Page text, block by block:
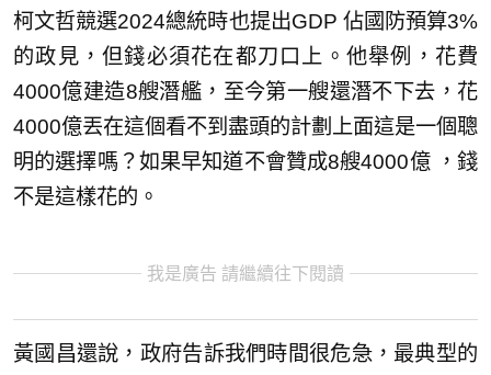
柯文哲競選2024總統時也提出GDP 佔國防預算3%
的政見，但錢必須花在都刀口上。他舉例，花費
4000億建造8艘潛艦，至今第一艘還潛不下去，花
4000億丟在這個看不到盡頭的計劃上面這是一個聰
明的選擇嗎？如果早知道不會贊成8艘4000億 ，錢
不是這樣花的。
我是廣告 請繼續往下閱讀
黃國昌還說，政府告訴我們時間很危急，最典型的